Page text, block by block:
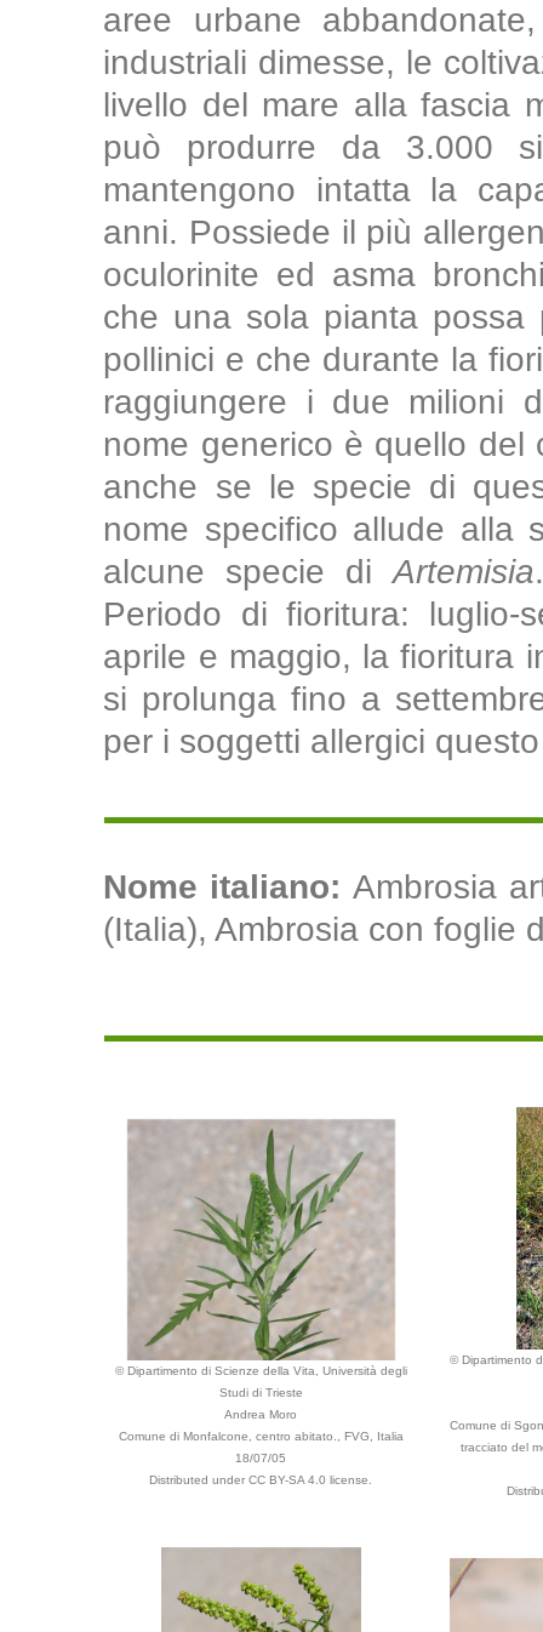
aree urbane
industriali dimesse, le
livello del mare alla fascia
può produrre da 3.000
mantengono intatta la
anni. Possiede il più
oculorinite ed asma
che una sola pianta possa
pollinici e che durante la
raggiungere i due milioni
nome generico è quello del
anche se le specie di
nome specifico allude alla
alcune specie diArtemisia
Periodo di fioritura: luglio-
aprile e maggio, la fioritura
si prolunga fino a
per i soggetti allergici
Nome italiano:Ambrosia
(Italia), Ambrosia con foglie
© Dipartimento di Scienze della Vita, Università degli
Studi di Trieste
Andrea Moro
Comune di Monfalcone, centro abitato., FVG, Italia
18/07/05
Distributed under CC BY-SA 4.0 license.
© Dipartimento
Comune di
tracciato del